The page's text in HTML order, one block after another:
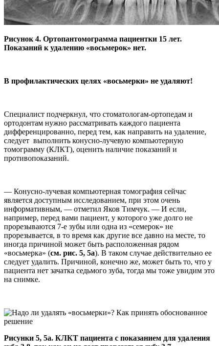
Рисунок 4. Ортопантомограмма пациентки 15 лет.
Показаний к удалению «восьмерок» нет.
В профилактических целях «восьмерки» не удаляют!
Специалист подчеркнул, что стоматологам-ортопедам и
ортодонтам нужно рассматривать каждого пациента
дифференцированно, перед тем, как направить на удаление,
следует выполнить конусно-лучевую компьютерную
томограмму (КЛКТ), оценить наличие показаний и
противопоказаний.
— Конусно-лучевая компьютерная томография сейчас
является доступным исследованием, при этом очень
информативным, — отметил Яков Тимчук. — И если,
например, перед вами пациент, у которого уже долго не
прорезываются 7-е зубы или одна из «семерок» не
прорезывается, в то время как другие все давно на месте, то
иногда причиной может быть расположенная рядом
«восьмерка» (см. рис. 5, 5а). В таком случае действительно ее
следует удалить. Причиной, конечно же, может быть то, что у
пациента нет зачатка седьмого зуба, тогда мы тоже увидим это
на снимке.
Рисунки 5, 5а. КЛКТ пациента с показанием для удаления